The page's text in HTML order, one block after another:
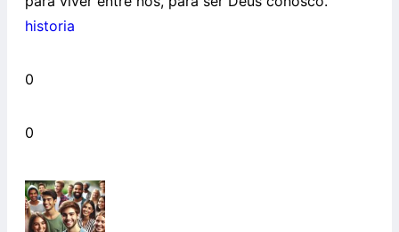
historia
0
0